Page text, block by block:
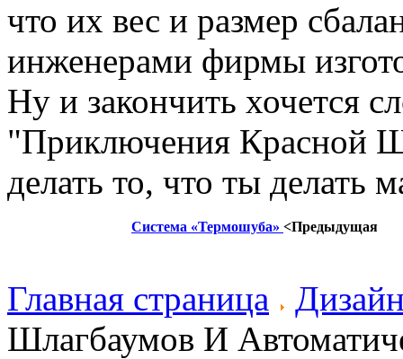
что их вес и размер
инженерами фирмы
Ну и закончить хочется
"Приключения Красной
делать то, что ты делать
Система «Термошуба» <Предыдущая
Главная страница
Шлагбаумов И